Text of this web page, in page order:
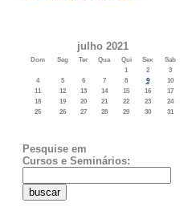
julho 2021
Dom Seg Ter Qua Qui Sex
Sab
1
2
3
4
5 6 7 8 9
10
11
12 13 14 15 16
17
18
19 20 21 22 23
24
25
26 27 28 29 30 31
Pesquise em
Cursos e Seminários: